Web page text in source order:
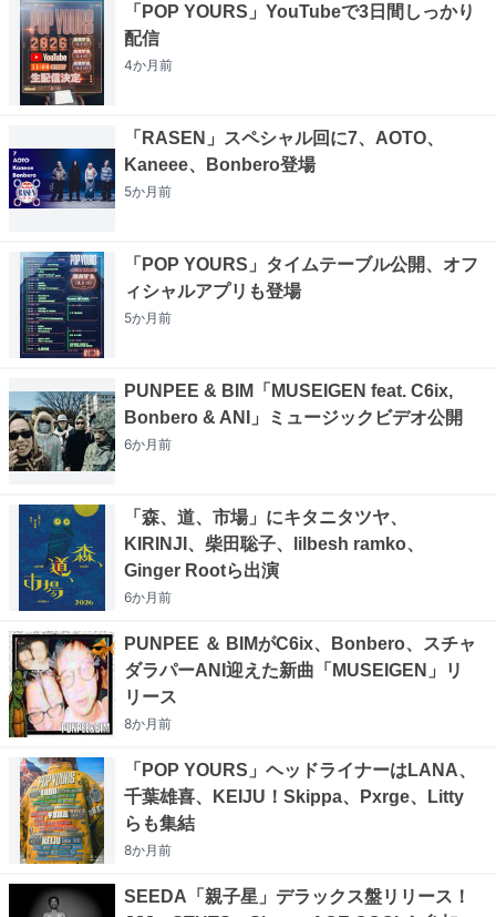
「POP YOURS」YouTubeで3日間しっかり
配信
4か月前
「RASEN」スペシャル回に7、AOTO、
Kaneee、Bonbero登場
5か月前
「POP YOURS」タイムテーブル公開、オフ
ィシャルアプリも登場
5か月前
PUNPEE & BIM「MUSEIGEN feat. C6ix,
Bonbero & ANI」ミュージックビデオ公開
6か月前
「森、道、市場」にキタニタツヤ、
KIRINJI、柴田聡子、lilbesh ramko、
Ginger Rootら出演
6か月前
PUNPEE ＆ BIMがC6ix、Bonbero、スチャ
ダラパーANI迎えた新曲「MUSEIGEN」リ
リース
8か月前
「POP YOURS」ヘッドライナーはLANA、
千葉雄喜、KEIJU！Skippa、Pxrge、Litty
らも集結
8か月前
SEEDA「親子星」デラックス盤リリース！